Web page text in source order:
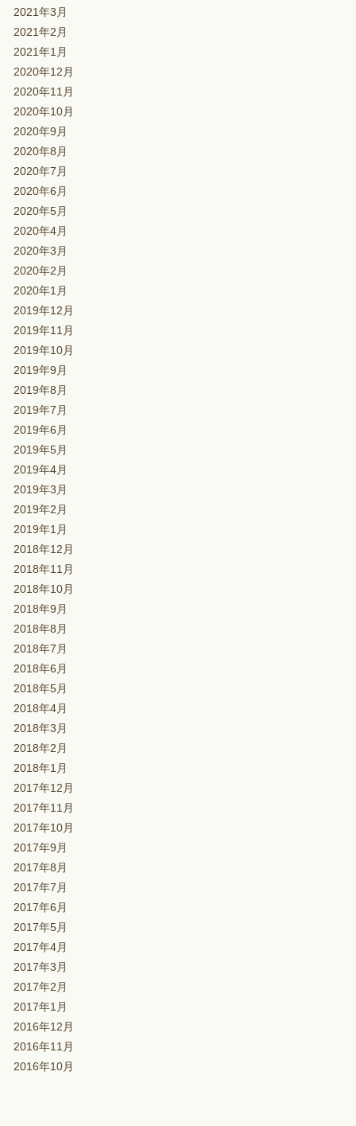
2021年3月
2021年2月
2021年1月
2020年12月
2020年11月
2020年10月
2020年9月
2020年8月
2020年7月
2020年6月
2020年5月
2020年4月
2020年3月
2020年2月
2020年1月
2019年12月
2019年11月
2019年10月
2019年9月
2019年8月
2019年7月
2019年6月
2019年5月
2019年4月
2019年3月
2019年2月
2019年1月
2018年12月
2018年11月
2018年10月
2018年9月
2018年8月
2018年7月
2018年6月
2018年5月
2018年4月
2018年3月
2018年2月
2018年1月
2017年12月
2017年11月
2017年10月
2017年9月
2017年8月
2017年7月
2017年6月
2017年5月
2017年4月
2017年3月
2017年2月
2017年1月
2016年12月
2016年11月
2016年10月